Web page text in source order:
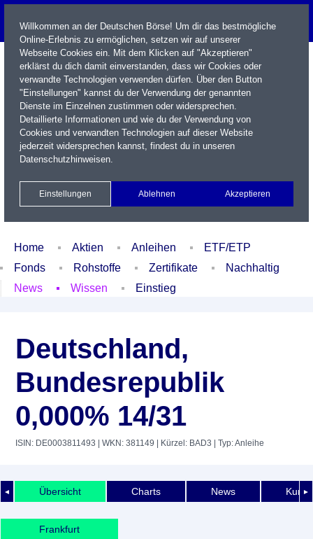
Name / WKN / ISIN / Kürzel
Xetra Realtime
Watchlist Portfolio Login
Home Aktien Anleihen
ETF/ETP
Fonds
Rohstoffe Zertifikate
Nachhaltig
News
Wissen Einstieg
Deutschland,
Bundesrepublik
0,000% 14/31
ISIN: DE0003811493 | WKN: 381149 | Kürzel: BAD3 | Typ: Anleihe
◄ ►
Übersicht Charts News
Frankfurt
Willkommen an der Deutschen Börse! Um dir das bestmögliche
Online-Erlebnis zu ermöglichen, setzen wir auf unserer
Webseite Cookies ein. Mit dem Klicken auf "Akzeptieren"
erklärst du dich damit einverstanden, dass wir Cookies oder
verwandte Technologien verwenden dürfen. Über den Button
"Einstellungen" kannst du der Verwendung der genannten
Dienste im Einzelnen zustimmen oder widersprechen.
Detaillierte Informationen und wie du der Verwendung von
Cookies und verwandten Technologien auf dieser Website
jederzeit widersprechen kannst, findest du in unseren
Datenschutzhinweisen.
Einstellungen Ablehnen Akzeptieren